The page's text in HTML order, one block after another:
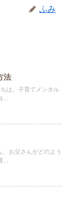
ふみ
法
は。子育てメンタル
お父さんがどのよう